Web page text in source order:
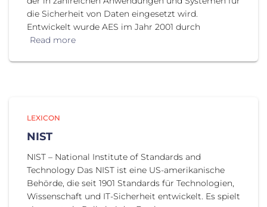
die Sicherheit von Daten eingesetzt wird.
Entwickelt wurde AES im Jahr 2001 durch
Read more
LEXICON
NIST
NIST – National Institute of Standards and
Technology Das NIST ist eine US-amerikanische
Behörde, die seit 1901 Standards für Technologien,
Wissenschaft und IT-Sicherheit entwickelt. Es spielt